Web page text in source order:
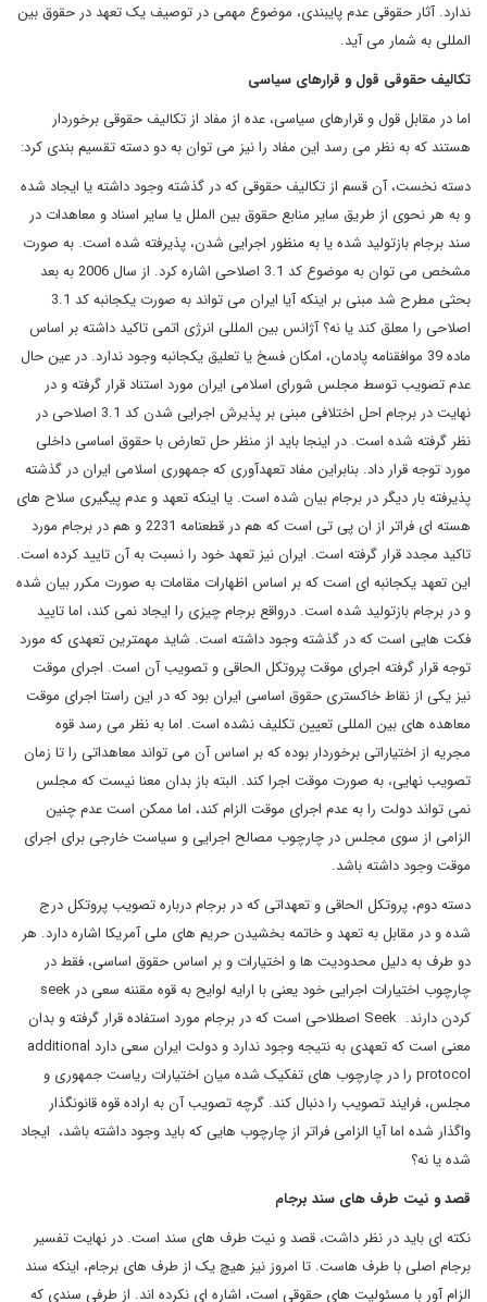
ندارد. آثار حقوقی عدم پایبندی، موضوع مهمی در توصیف یک تعهد در حقوق بین
المللی به شمار می آید.
تکالیف حقوقی قول و قرارهای سیاسی
اما در مقابل قول و قرارهای سیاسی، عده از مفاد از تکالیف حقوقی برخوردار
هستند که به نظر می رسد این مفاد را نیز می توان به دو دسته تقسیم بندی کرد:
دسته نخست، آن قسم از تکالیف حقوقی که در گذشته وجود داشته یا ایجاد شده
و به هر نحوی از طریق سایر منابع حقوق بین الملل یا سایر اسناد و معاهدات در
سند برجام بازتولید شده یا به منظور اجرایی شدن، پذیرفته شده است. به صورت
مشخص می توان به موضوع کد 3.1 اصلاحی اشاره کرد. از سال 2006 به بعد
بحثی مطرح شد مبنی بر اینکه آیا ایران می تواند به صورت یکجانبه کد 3.1
اصلاحی را معلق کند یا نه؟ آژانس بین المللی انرژی اتمی تاکید داشته بر اساس
ماده 39 موافقنامه پادمان، امکان فسخ یا تعلیق یکجانبه وجود ندارد. در عین حال
عدم تصویب توسط مجلس شورای اسلامی ایران مورد استناد قرار گرفته و در
نهایت در برجام احل اختلافی مبنی بر پذیرش اجرایی شدن کد 3.1 اصلاحی در
نظر گرفته شده است. در اینجا باید از منظر حل تعارض با حقوق اساسی داخلی
مورد توجه قرار داد. بنابراین مفاد تعهدآوری که جمهوری اسلامی ایران در گذشته
پذیرفته بار دیگر در برجام بیان شده است. یا اینکه تعهد و عدم پیگیری سلاح های
هسته ای فراتر از ان پی تی است که هم در قطعنامه 2231 و هم در برجام مورد
تاکید مجدد قرار گرفته است. ایران نیز تعهد خود را نسبت به آن تایید کرده است.
این تعهد یکجانبه ای است که بر اساس اظهارات مقامات به صورت مکرر بیان شده
و در برجام بازتولید شده است. درواقع برجام چیزی را ایجاد نمی کند، اما تایید
فکت هایی است که در گذشته وجود داشته است. شاید مهمترین تعهدی که مورد
توجه قرار گرفته اجرای موقت پروتکل الحاقی و تصویب آن است. اجرای موقت
نیز یکی از نقاط خاکستری حقوق اساسی ایران بود که در این راستا اجرای موقت
معاهده های بین المللی تعیین تکلیف نشده است. اما به نظر می رسد قوه
مجریه از اختیاراتی برخوردار بوده که بر اساس آن می تواند معاهداتی را تا زمان
تصویب نهایی، به صورت موقت اجرا کند. البته باز بدان معنا نیست که مجلس
نمی تواند دولت را به عدم اجرای موقت الزام کند، اما ممکن است عدم چنین
الزامی از سوی مجلس در چارچوب مصالح اجرایی و سیاست خارجی برای اجرای
موقت وجود داشته باشد.
دسته دوم، پروتکل الحاقی و تعهداتی که در برجام درباره تصویب پروتکل درج
شده و در مقابل به تعهد و خاتمه بخشیدن حریم های ملی آمریکا اشاره دارد. هر
دو طرف به دلیل محدودیت ها و اختیارات و بر اساس حقوق اساسی، فقط در
چارچوب اختیارات اجرایی خود یعنی با ارایه لوایح به قوه مقننه سعی در seek
کردن دارند. Seek اصطلاحی است که در برجام مورد استفاده قرار گرفته و بدان
معنی است که تعهدی به نتیجه وجود ندارد و دولت ایران سعی دارد additional
protocol را در چارچوب های تفکیک شده میان اختیارات ریاست جمهوری و
مجلس، فرایند تصویب را دنبال کند. گرچه تصویب آن به اراده قوه قانونگذار
واگذار شده اما آیا الزامی فراتر از چارچوب هایی که باید وجود داشته باشد، ایجاد
شده یا نه؟
قصد و نیت طرف های سند برجام
نکته ای باید در نظر داشت، قصد و نیت طرف های سند است. در نهایت تفسیر
برجام اصلی با طرف هاست. تا امروز نیز هیچ یک از طرف های برجام، اینکه سند
الزام آور با مسئولیت های حقوقی است، اشاره ای نکرده اند. از طرفی سندی که